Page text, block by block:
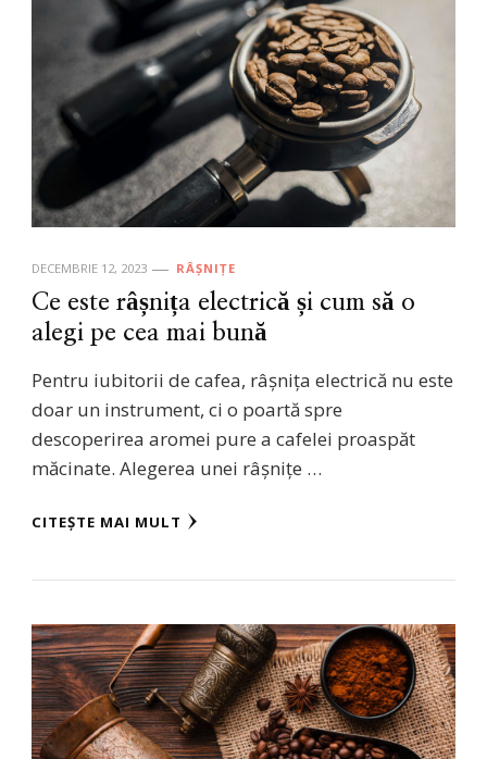
DECEMBRIE 12, 2023 RÂȘNIȚE
Ce este râșnița electrică și cum să o
alegi pe cea mai bună
Pentru iubitorii de cafea, râșnița electrică nu este
doar un instrument, ci o poartă spre
descoperirea aromei pure a cafelei proaspăt
măcinate. Alegerea unei râșnițe …
CITEȘTE MAI MULT